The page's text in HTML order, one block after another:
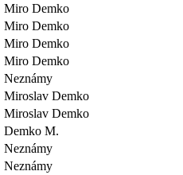
Miro Demko
Miro Demko
Miro Demko
Miro Demko
Neznámy
Miroslav Demko
Miroslav Demko
Demko M.
Neznámy
Neznámy